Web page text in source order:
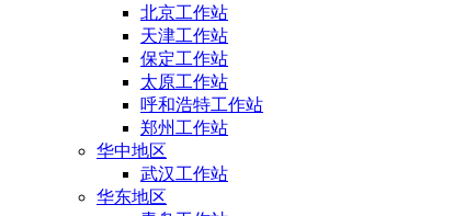
北京工作站
天津工作站
保定工作站
太原工作站
呼和浩特工作站
郑州工作站
华中地区
武汉工作站
华东地区